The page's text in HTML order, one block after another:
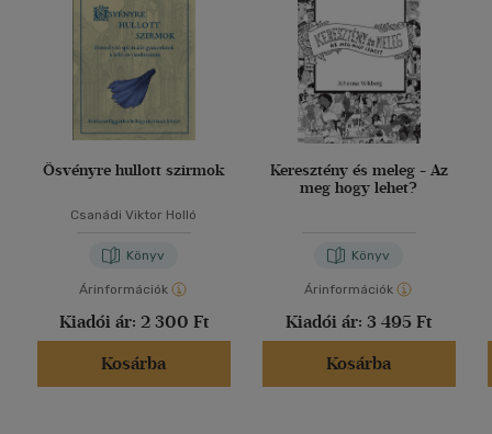
Ösvényre hullott szirmok
Csanádi Viktor Holló
Könyv
Árinformációk
Kiadói ár: 2 300 Ft
Kosárba
Keresztény és meleg - Az
meg hogy lehet?
Könyv
Árinformációk
Kiadói ár: 3 495 Ft
Kosárba